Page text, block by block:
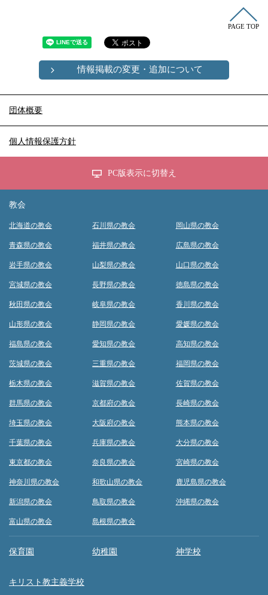
PAGE TOP
情報掲載の変更・追加について
団体概要
個人情報保護方針
PC版表示に切替え
教会
北海道の教会
青森県の教会
岩手県の教会
宮城県の教会
秋田県の教会
山形県の教会
福島県の教会
茨城県の教会
栃木県の教会
群馬県の教会
埼玉県の教会
千葉県の教会
東京都の教会
神奈川県の教会
新潟県の教会
富山県の教会
石川県の教会
福井県の教会
山梨県の教会
長野県の教会
岐阜県の教会
静岡県の教会
愛知県の教会
三重県の教会
滋賀県の教会
京都府の教会
大阪府の教会
兵庫県の教会
奈良県の教会
和歌山県の教会
鳥取県の教会
島根県の教会
岡山県の教会
広島県の教会
山口県の教会
徳島県の教会
香川県の教会
愛媛県の教会
高知県の教会
福岡県の教会
佐賀県の教会
長崎県の教会
熊本県の教会
大分県の教会
宮崎県の教会
鹿児島県の教会
沖縄県の教会
保育園 幼稚園 神学校
キリスト教主義学校